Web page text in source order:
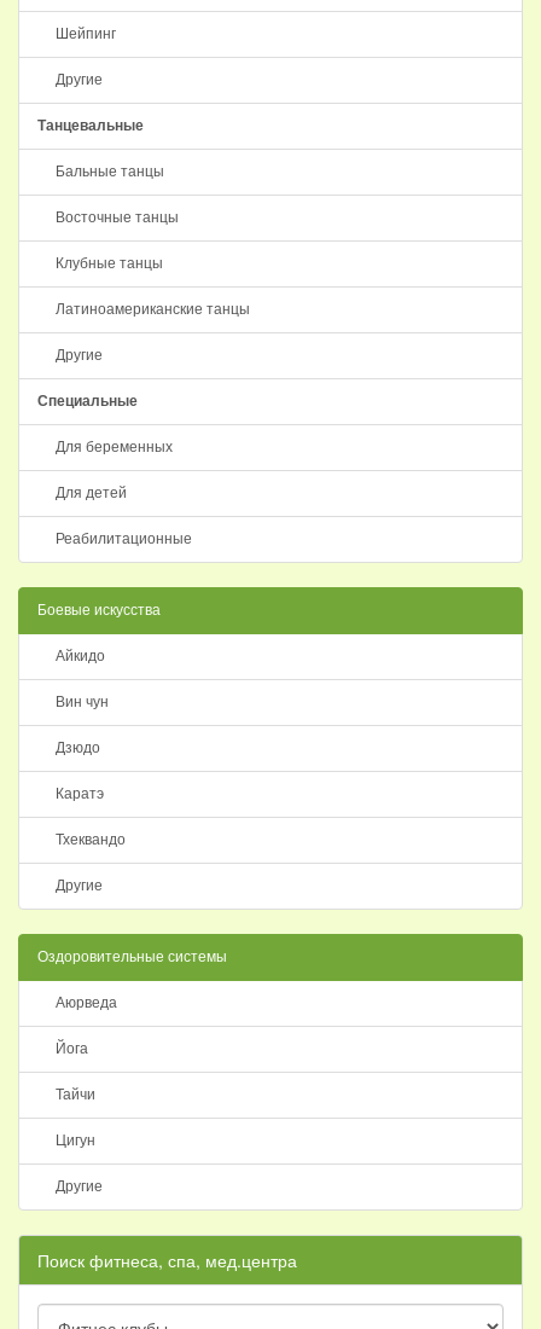
Шейпинг
Другие
Танцевальные
Бальные танцы
Восточные танцы
Клубные танцы
Латиноамериканские танцы
Другие
Специальные
Для беременных
Для детей
Реабилитационные
Боевые искусства
Айкидо
Вин чун
Дзюдо
Каратэ
Тхеквандо
Другие
Оздоровительные системы
Аюрведа
Йога
Тайчи
Цигун
Другие
Поиск фитнеса, спа, мед.центра